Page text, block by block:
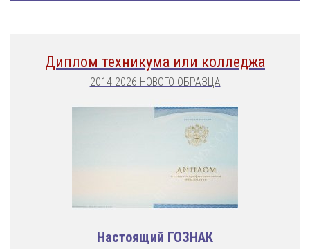
Диплом техникума или колледжа
2014-2026 НОВОГО ОБРАЗЦА
Настоящий ГОЗНАК